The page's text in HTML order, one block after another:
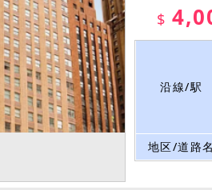
$
沿線/駅
地区/道路